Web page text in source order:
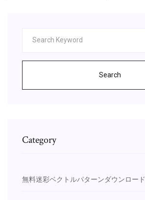
Search
Category
無料迷彩ベクトルパターンダウンロード